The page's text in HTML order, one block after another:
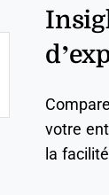
votre
la